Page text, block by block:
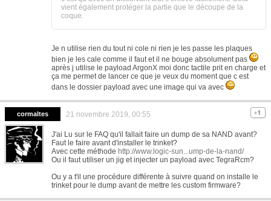
vient également protéger la partie que le découpe de la
coque.
Je n utilise rien du tout ni cole ni rien je les passe les plaques
bien je les cale comme il faut et il ne bouge absolument pas
après j utilise le payload ArgonX moi donc tactile prit en charge et
ça me permet de lancer ce que je veux du moment que c est
dans le dossier payload avec une image qui va avec
cormaltes 21 novembre 2019, 00:55
J'ai Lu sur le FAQ qu'il fallait faire un dump de sa NAND avant?
Faut le faire avant d'installer le trinket?
Avec cette méthode http://www.logic-sun...ump-de-la-nand/
Ou il faut utiliser un jig et injecter un payload avec TegraRcm?
Ou y a t'il une procédure différente à suivre quand on installe le
trinket pour le dump avant de mettre les custom firmware?